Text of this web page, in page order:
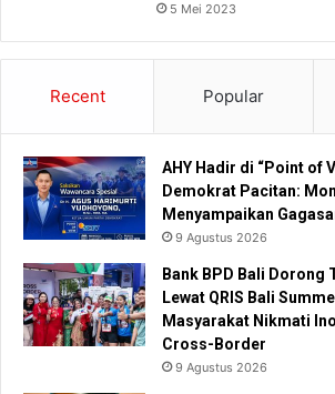
5 Mei 2023
Recent Popular
AHY Hadir di “Point of
Demokrat Pacitan:
Menyampaikan
9 Agustus 2026
Bank BPD Bali Dorong
Lewat QRIS Bali
Masyarakat Nikmati
Cross-Border
9 Agustus 2026